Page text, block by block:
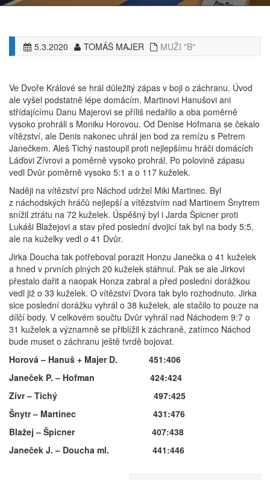
5.3.2020 TOMÁŠ MAJER MUŽI "B"
Ve Dvoře Králové se hrál důležitý zápas v boji o záchranu. Úvod
ale vyšel podstatně lépe domácím. Martinovi Hanušovi ani
střídajícímu Danu Majerovi se příliš nedařilo a oba poměrně
vysoko prohráli s Moniku Horovou. Od Denise Hofmana se čekalo
vítězství, ale Denis nakonec uhrál jen bod za remízu s Petrem
Janečkem. Aleš Tichý nastoupil proti nejlepšímu hráči domácích
Láďovi Zívrovi a poměrně vysoko prohrál. Po polovině zápasu
vedl Dvůr poměrně vysoko 5:1 a o 117 kuželek.
Naději na vítězství pro Náchod udržel Miki Martinec. Byl
z náchodských hráčů nejlepší a vítězstvím nad Martinem Šnytrem
snížil ztrátu na 72 kuželek. Úspěšný byl i Jarda Špicner proti
Lukáši Blažejovi a stav před poslední dvojicí tak byl na body 5:5,
ale na kuželky vedl o 41 Dvůr.
Jirka Doucha tak potřeboval porazit Honzu Janečka o 41 kuželek
a hned v prvních plných 20 kuželek stáhnul. Pak se ale Jirkovi
přestalo dařit a naopak Honza zabral a před poslední dorážkou
vedl již o 33 kuželek. O vítězství Dvora tak bylo rozhodnuto. Jirka
sice poslední dorážku vyhrál o 38 kuželek, ale stačilo to pouze na
dílčí body. V celkovém součtu Dvůr vyhrál nad Náchodem 9:7 o
31 kuželek a významně se přiblížil k záchraně, zatímco Náchod
bude muset o záchranu ještě tvrdě bojovat.
Horová – Hanuš + Majer D. 451:406
Janeček P. – Hofman 424:424
Zívr – Tichý 497:425
Šnytr – Martinec 431:476
Blažej – Špicner 407:438
Janeček J. – Doucha ml. 441:446